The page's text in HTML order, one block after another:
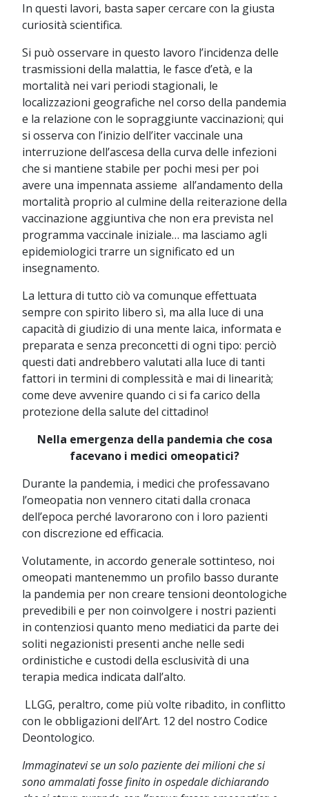
In questi lavori, basta saper cercare con la giusta
curiosità scientifica.
Si può osservare in questo lavoro l’incidenza delle
trasmissioni della malattia, le fasce d’età, e la
mortalità nei vari periodi stagionali, le
localizzazioni geografiche nel corso della pandemia
e la relazione con le sopraggiunte vaccinazioni; qui
si osserva con l’inizio dell’iter vaccinale una
interruzione dell’ascesa della curva delle infezioni
che si mantiene stabile per pochi mesi per poi
avere una impennata assieme all’andamento della
mortalità proprio al culmine della reiterazione della
vaccinazione aggiuntiva che non era prevista nel
programma vaccinale iniziale… ma lasciamo agli
epidemiologici trarre un significato ed un
insegnamento.
La lettura di tutto ciò va comunque effettuata
sempre con spirito libero sì, ma alla luce di una
capacità di giudizio di una mente laica, informata e
preparata e senza preconcetti di ogni tipo: perciò
questi dati andrebbero valutati alla luce di tanti
fattori in termini di complessità e mai di linearità;
come deve avvenire quando ci si fa carico della
protezione della salute del cittadino!
Nella emergenza della pandemia che cosa
facevano i medici omeopatici?
Durante la pandemia, i medici che professavano
l’omeopatia non vennero citati dalla cronaca
dell’epoca perché lavorarono con i loro pazienti
con discrezione ed efficacia.
Volutamente, in accordo generale sottinteso, noi
omeopati mantenemmo un profilo basso durante
la pandemia per non creare tensioni deontologiche
prevedibili e per non coinvolgere i nostri pazienti
in contenziosi quanto meno mediatici da parte dei
soliti negazionisti presenti anche nelle sedi
ordinistiche e custodi della esclusività di una
terapia medica indicata dall’alto.
LLGG, peraltro, come più volte ribadito, in conflitto
con le obbligazioni dell’Art. 12 del nostro Codice
Deontologico.
Immaginatevi se un solo paziente dei milioni che si
sono ammalati fosse finito in ospedale dichiarando